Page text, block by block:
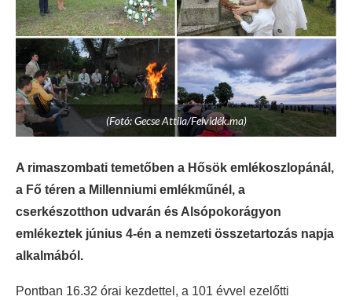
(Fotó: Gecse Attila/Felvidék.ma)
A rimaszombati temetőben a Hősök emlékoszlopánál,
a Fő téren a Millenniumi emlékműnél, a
cserkészotthon udvarán és Alsópokorágyon
emlékeztek június 4-én a nemzeti összetartozás napja
alkalmából.
Pontban 16.32 órai kezdettel, a 101 évvel ezelőtti